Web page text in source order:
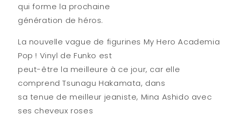
qui forme la prochaine
génération de héros.
La nouvelle vague de figurines My Hero Academia
Pop ! Vinyl de Funko est
peut-être la meilleure à ce jour, car elle
comprend Tsunagu Hakamata, dans
sa tenue de meilleur jeaniste, Mina Ashido avec
ses cheveux roses